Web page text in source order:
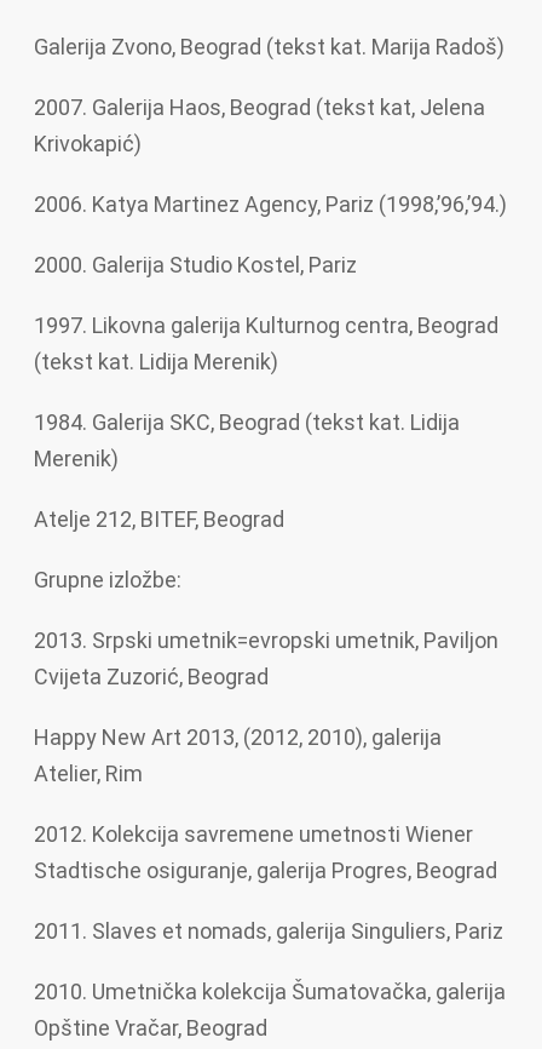
Galerija Zvono, Beograd (tekst kat. Marija Radoš)
2007. Galerija Haos, Beograd (tekst kat, Jelena
Krivokapić)
2006. Katya Martinez Agency, Pariz (1998,’96,’94.)
2000. Galerija Studio Kostel, Pariz
1997. Likovna galerija Kulturnog centra, Beograd
(tekst kat. Lidija Merenik)
1984. Galerija SKC, Beograd (tekst kat. Lidija
Merenik)
Atelje 212, BITEF, Beograd
Grupne izložbe:
2013. Srpski umetnik=evropski umetnik, Paviljon
Cvijeta Zuzorić, Beograd
Happy New Art 2013, (2012, 2010), galerija
Atelier, Rim
2012. Kolekcija savremene umetnosti Wiener
Stadtische osiguranje, galerija Progres, Beograd
2011. Slaves et nomads, galerija Singuliers, Pariz
2010. Umetnička kolekcija Šumatovačka, galerija
Opštine Vračar, Beograd